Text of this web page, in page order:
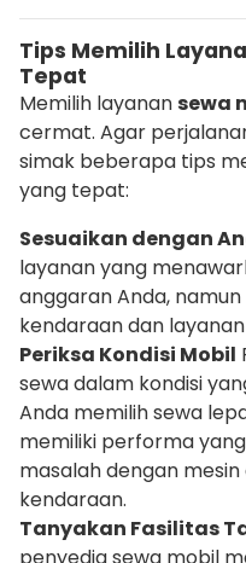
Tips Memilih
Tepat
Memilih layanansewa
cermat. Agar
simak beberapa tips
yang tepat:
Sesuaikan dengan
layanan yang
anggaran Anda,
kendaraan dan
Periksa Kondisi Mobil
sewa dalam kondisi
Anda memilih sewa
memiliki performa
masalah dengan
kendaraan.
Tanyakan Fasilitas